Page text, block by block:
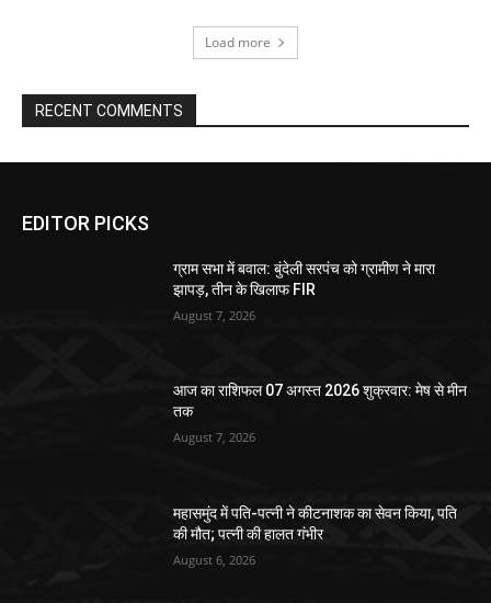
Load more
RECENT COMMENTS
EDITOR PICKS
ग्राम सभा में बवाल: बुंदेली सरपंच को ग्रामीण ने मारा
झापड़, तीन के खिलाफ FIR
August 7, 2026
आज का राशिफल 07 अगस्त 2026 शुक्रवार: मेष से मीन
तक
August 7, 2026
महासमुंद में पति-पत्नी ने कीटनाशक का सेवन किया, पति
की मौत; पत्नी की हालत गंभीर
August 6, 2026